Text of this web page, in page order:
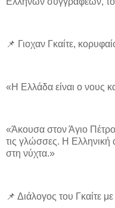
📌 Γιοχαν Γκαίτε,
«Η Ελλάδα είναι ο νους
«Άκουσα στον Άγιο
τις γλώσσες. Η
στη νύχτα.»
📌 Διάλογος του Γκαίτε